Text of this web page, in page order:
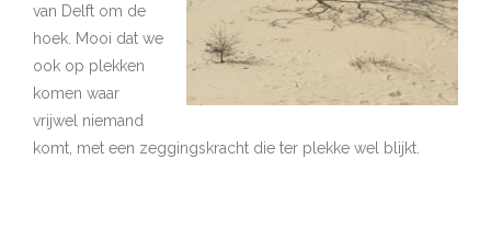
van Delft om de
hoek. Mooi dat we
ook op plekken
komen waar
vrijwel niemand
komt, met een zeggingskracht die ter plekke wel blijkt.